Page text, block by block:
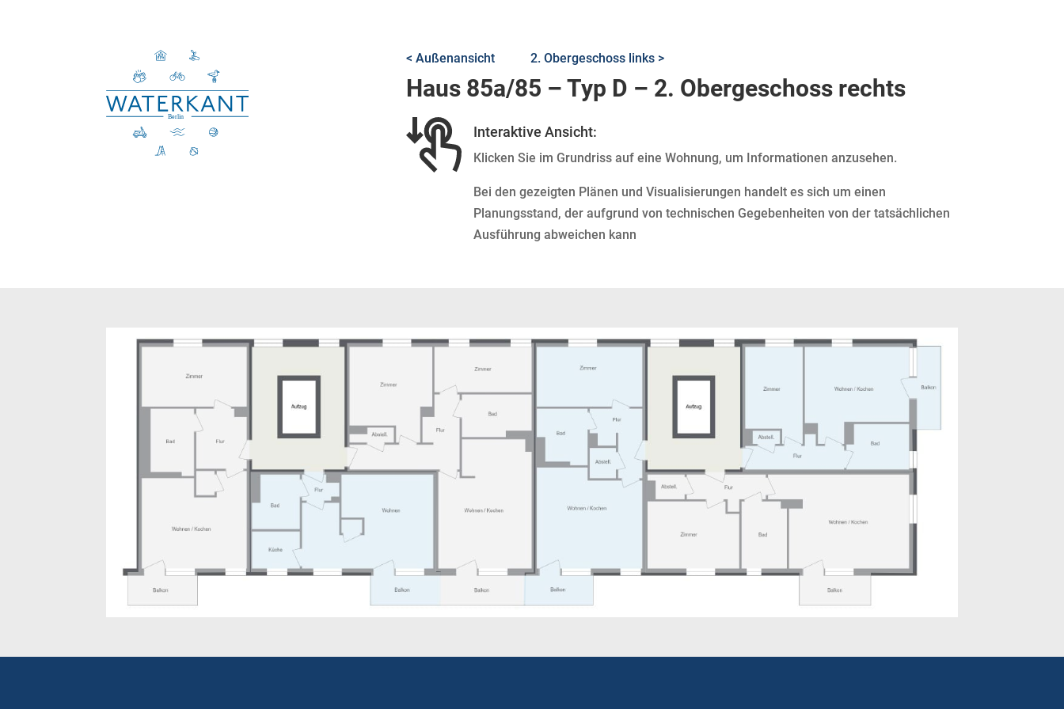
< Außenansicht 2. Obergeschoss links >
Haus 85a/85 – Typ D – 2. Obergeschoss rechts
Interaktive Ansicht:
Klicken Sie im Grundriss auf eine Wohnung, um Informationen anzusehen.
Bei den gezeigten Plänen und Visualisierungen handelt es sich um einen
Planungsstand, der aufgrund von technischen Gegebenheiten von der tatsächlichen
Ausführung abweichen kann